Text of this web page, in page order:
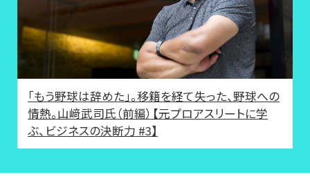
「もう野球は辞めた」。移籍を経て失った、野球への
情熱。山﨑武司氏（前編）【元プロアスリートに学
ぶ、ビジネスの決断力 #3】